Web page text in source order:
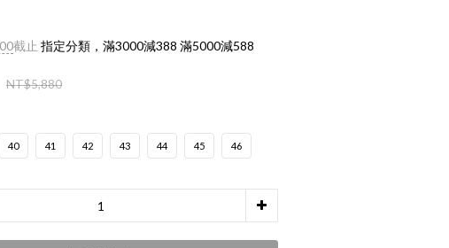
截止 指定分類，滿3000減388 滿5000減588
NT$5,880
40 41 42 43 44 45 46